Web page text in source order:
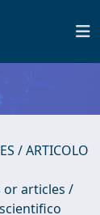
/ ARTICOLO
or articles /